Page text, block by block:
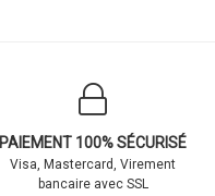
PAIEMENT 100% SÉCURISÉ
Visa, Mastercard, Virement
bancaire avec SSL